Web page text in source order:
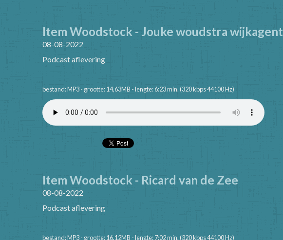
Item Woodstock - Jouke woudstra wijkagent
08-08-2022
Podcast aflevering
bestand: MP3 - grootte: 14,63MB - lengte: 6:23 min. (320 kbps 44100 Hz)
Item Woodstock - Ricard van de Zee
08-08-2022
Podcast aflevering
bestand: MP3 - grootte: 16,12MB - lengte: 7:02 min. (320 kbps 44100 Hz)